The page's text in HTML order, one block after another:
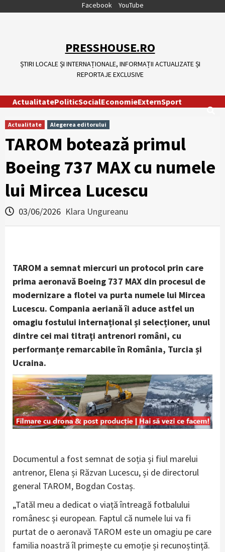
Facebook YouTube
PRESSHOUSE.RO
ȘTIRI LOCALE ȘI INTERNAȚIONALE, INFORMAȚII ACTUALIZATE ȘI
REPORTAJE EXCLUSIVE
ActualitatePoliticSocialEconomieExternSport
Actualitate Alegerea editorului
TAROM botează primul
Boeing 737 MAX cu numele
lui Mircea Lucescu
03/06/2026 Klara Ungureanu
TAROM a semnat miercuri un protocol prin care
prima aeronavă Boeing 737 MAX din procesul de
modernizare a flotei va purta numele lui Mircea
Lucescu. Compania aeriană îi aduce astfel un
omagiu fostului internațional și selecționer, unul
dintre cei mai titrați antrenori români, cu
performanțe remarcabile în România, Turcia și
Ucraina.
Documentul a fost semnat de soția și fiul marelui
antrenor, Elena și Răzvan Lucescu, și de directorul
general TAROM, Bogdan Costaș.
„Tatăl meu a dedicat o viață întreagă fotbalului
românesc și european. Faptul că numele lui va fi
purtat de o aeronavă TAROM este un omagiu pe care
familia noastră îl primește cu emoție și recunoștință.